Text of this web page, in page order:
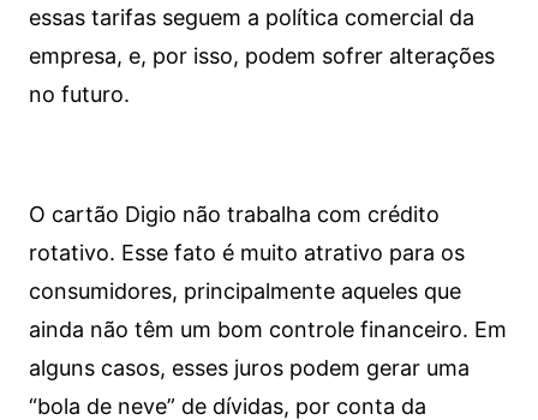
essas tarifas seguem a política comercial da
empresa, e, por isso, podem sofrer alterações
no futuro.
O cartão Digio não trabalha com crédito
rotativo. Esse fato é muito atrativo para os
consumidores, principalmente aqueles que
ainda não têm um bom controle financeiro. Em
alguns casos, esses juros podem gerar uma
“bola de neve” de dívidas, por conta da